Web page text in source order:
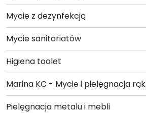
Mycie z dezynfekcją
Mycie sanitariatów
Higiena toalet
Marina KC - Mycie i pielęgnacja rąk
Pielęgnacja metalu i mebli